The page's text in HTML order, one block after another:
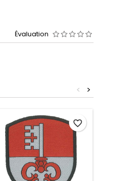
Évaluation
>
<
favorite_border